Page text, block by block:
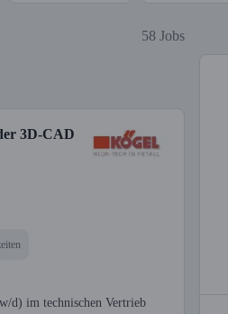
58 Jobs
3D-CAD
d) im technischen Vertrieb